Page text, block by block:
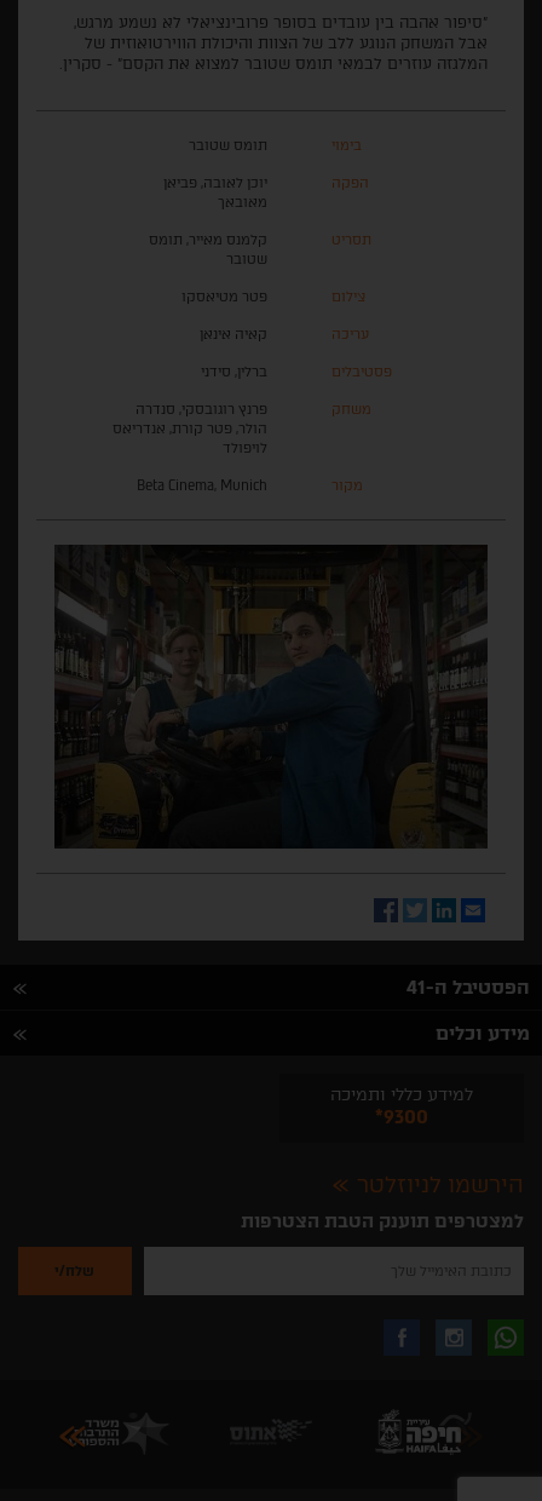
"סיפור אהבה בין עובדים בסופר פרובינציאלי לא נשמע מרגש,
אבל המשחק הנוגע ללב של הצוות והיכולת הווירטואוזית של
המלגזה עוזרים לבמאי תומס שטובר למצוא את הקסם" - סקרין.
בימוי תומס שטובר
הפקה
יוכן לאובה, פביאן
מאובאך
תסריט
קלמנס מאייר, תומס
שטובר
צילום פטר מטיאסקו
עריכה קאיה אינאן
פסטיבלים ברלין, סידני
משחק
פרנץ רוגובסקי, סנדרה
הולר, פטר קורת, אנדריאס
לויפולד
מקור Beta Cinema, Munich
Email
LinkedIn
Twitter
Facebook
הפסטיבל ה-41
מידע וכלים
למידע כללי ותמיכה
*9300
הירשמו לניוזלטר
למצטרפים תוענק הטבת הצטרפות
להזין
שלך
להרשמה
לקבלת
באינסטגרם
עקבו
בפייסבוק